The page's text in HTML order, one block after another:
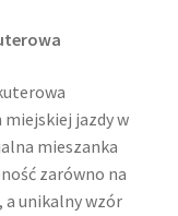
jazdy w
mieszanka
zarówno na
a unikalny wzór